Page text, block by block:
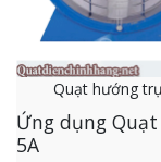
Quạt hướng
Ứng dụng Quạt
5A